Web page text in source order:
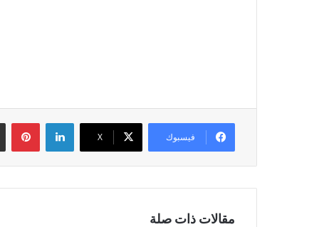
فيسبوك ‫X
لينكدإن
مقالات ذات صلة